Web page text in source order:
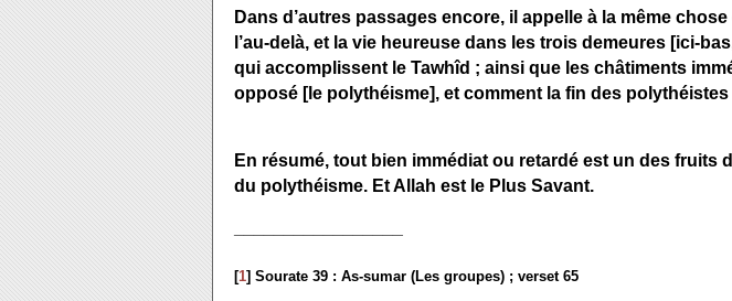
Dans d’autres passages encore, il appelle à la même
l’au-delà, et la vie heureuse dans les trois demeures [ici-
qui accomplissent le Tawhîd ; ainsi que les châtiments
opposé [le polythéisme], et comment la fin des
En résumé, tout bien immédiat ou retardé est un des
du polythéisme. Et Allah est le Plus Savant.
[1] Sourate 39 : As-sumar (Les groupes) ; verset 65